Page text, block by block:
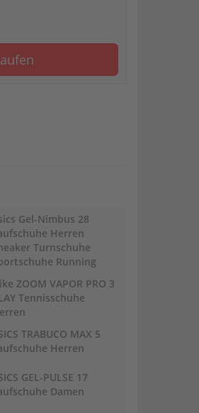
Gel-Nimbus 28
Herren
Turnschuhe
Running
ZOOM VAPOR PRO 3
Tennisschuhe
TRABUCO MAX 5
Herren
GEL-PULSE 17
Damen